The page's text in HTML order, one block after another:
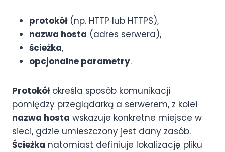
protokół(np. HTTP lub HTTPS),
nazwa hosta (adres serwera),
ścieżka,
opcjonalne parametry.
Protokółokreśla sposób komunikacji
pomiędzy przeglądarką a serwerem, z kolei
nazwa hosta wskazuje konkretne miejsce w
sieci, gdzie umieszczony jest dany zasób.
Ścieżka natomiast definiuje lokalizację pliku